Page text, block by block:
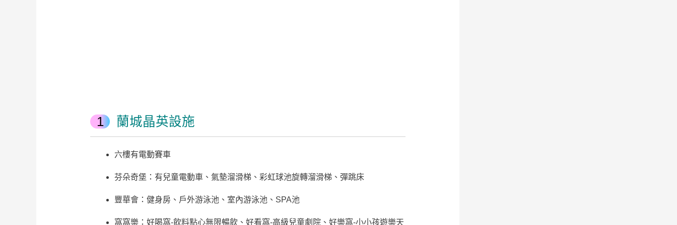
蘭城晶英設施
六樓有電動賽車
芬朵奇堡：有兒童電動車、氣墊溜滑梯、彩虹球池旋轉溜滑梯、彈跳床
豐華會：健身房、戶外游泳池、室內游泳池、SPA池
窩窩樂：好喝窩-飲料點心無限暢飲、好看窩-高級兒童劇院、好樂窩-小小孩遊樂天